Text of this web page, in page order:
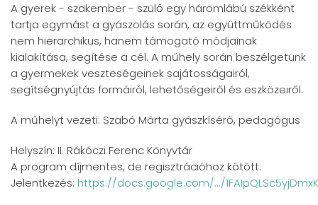
A gyerek - szakember - szülő egy háromlábú székként
tartja egymást a gyászolás során, az együttműködés
nem hierarchikus, hanem támogató módjainak
kialakítása, segítése a cél. A műhely során beszélgetünk
a gyermekek veszteségeinek sajátosságairól,
segítségnyújtás formáiról, lehetőségeiről és eszközeiről.
A műhelyt vezeti: Szabó Márta gyászkísérő, pedagógus
Helyszín: II. Rákóczi Ferenc Könyvtár
A program díjmentes, de regisztrációhoz kötött.
Jelentkezés: https://docs.google.com/.../